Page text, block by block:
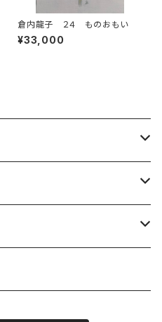
倉内龍子 ２４ ものおもい
¥33,000
ー
みわたる